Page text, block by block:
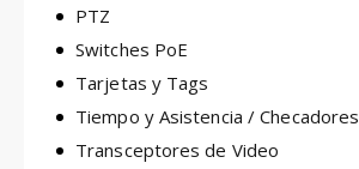
PTZ
Switches PoE
Tarjetas y Tags
Tiempo y Asistencia / Checadores
Transceptores de Video